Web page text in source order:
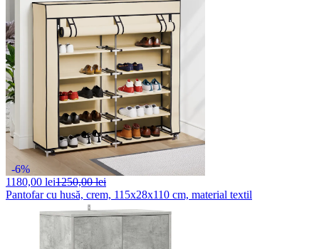
-6%
1180,00 lei1250,00 lei
Pantofar cu husă, crem, 115x28x110 cm, material textil